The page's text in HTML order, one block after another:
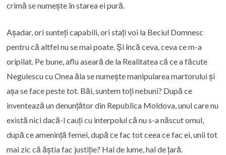
crimă se numește în starea ei pură.
Așadar, ori sunteți capabili, ori stați voi la Beciul Domnesc
pentru că altfel nu se mai poate. Și încă ceva, ceva ce m-a
oripilat. Pe bune, aflu aseară de la Realitatea că ce a făcute
Negulescu cu Onea ăla se numește manipularea martorului și
așa se face peste tot. Băi, suntem toți nebuni? După ce
inventează un denunțător din Republica Moldova, unul care nu
există nici dacă-l cauți cu interpolul că nu s-a născut omul,
după ce amenință femei, după ce fac tot ceea ce fac ei, unii tot
mai zic că ăștia fac justiție? Hal de lume, hal de țară.